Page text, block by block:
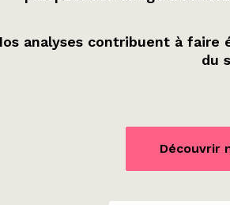
analyses contribuent à
du
Découvrir